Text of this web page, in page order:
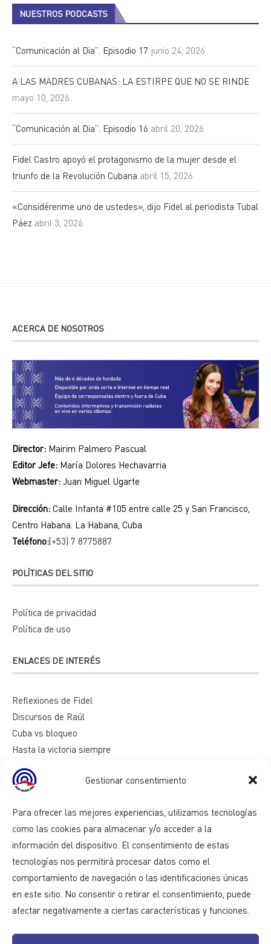
Gestionar consentimiento
Para ofrecer las mejores experiencias, utilizamos tecnologías
como las cookies para almacenar y/o acceder a la
información del dispositivo. El consentimiento de estas
tecnologías nos permitirá procesar datos como el
comportamiento de navegación o las identificaciones únicas
en este sitio. No consentir o retirar el consentimiento, puede
afectar negativamente a ciertas características y funciones.
NUESTROS PODCASTS
“Comunicación al Dia”. Episodio 17 junio 24, 2026
A LAS MADRES CUBANAS: LA ESTIRPE QUE NO SE RINDE
mayo 10, 2026
“Comunicación al Dia”. Episodio 16 abril 20, 2026
Fidel Castro apoyó el protagonismo de la mujer desde el
triunfo de la Revolución Cubana abril 15, 2026
«Considérenme uno de ustedes», dijo Fidel al periodista Tubal
Páez abril 3, 2026
ACERCA DE NOSOTROS
Director: Mairim Palmero Pascual
Editor Jefe: María Dolores Hechavarria
Webmaster: Juan Miguel Ugarte
Dirección: Calle Infanta #105 entre calle 25 y San Francisco,
Centro Habana. La Habana, Cuba
Teléfono:(+53) 7 8775887
POLÍTICAS DEL SITIO
Política de privacidad
Política de uso
ENLACES DE INTERÉS
Reflexiones de Fidel
Discursos de Raúl
Cuba vs bloqueo
Hasta la victoria siempre
Mesa redonda
Razones de Cuba